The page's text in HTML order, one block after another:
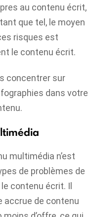
au contenu écrit,
que tel, le moyen
risques est
le contenu écrit.
concentrer sur
dans votre
multimédia n’est
de problèmes de
contenu écrit. Il
accrue de contenu